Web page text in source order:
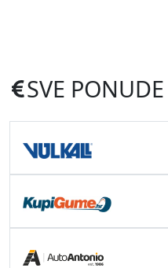
SVE PONUDE